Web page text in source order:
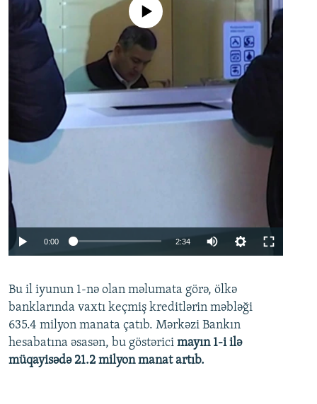
No media source currently available
0:00 2:34
360p
480p
720p
Bu il iyunun 1-nə olan məlumata görə, ölkə
banklarında vaxtı keçmiş kreditlərin məbləği
635.4 milyon manata çatıb. Mərkəzi Bankın
hesabatına əsasən, bu göstərici mayın 1-i ilə
müqayisədə 21.2 milyon manat artıb.